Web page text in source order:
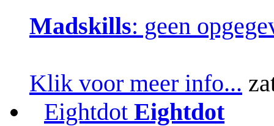
Madskills: geen
Klik voor meer info...
Eightdot Eightdot